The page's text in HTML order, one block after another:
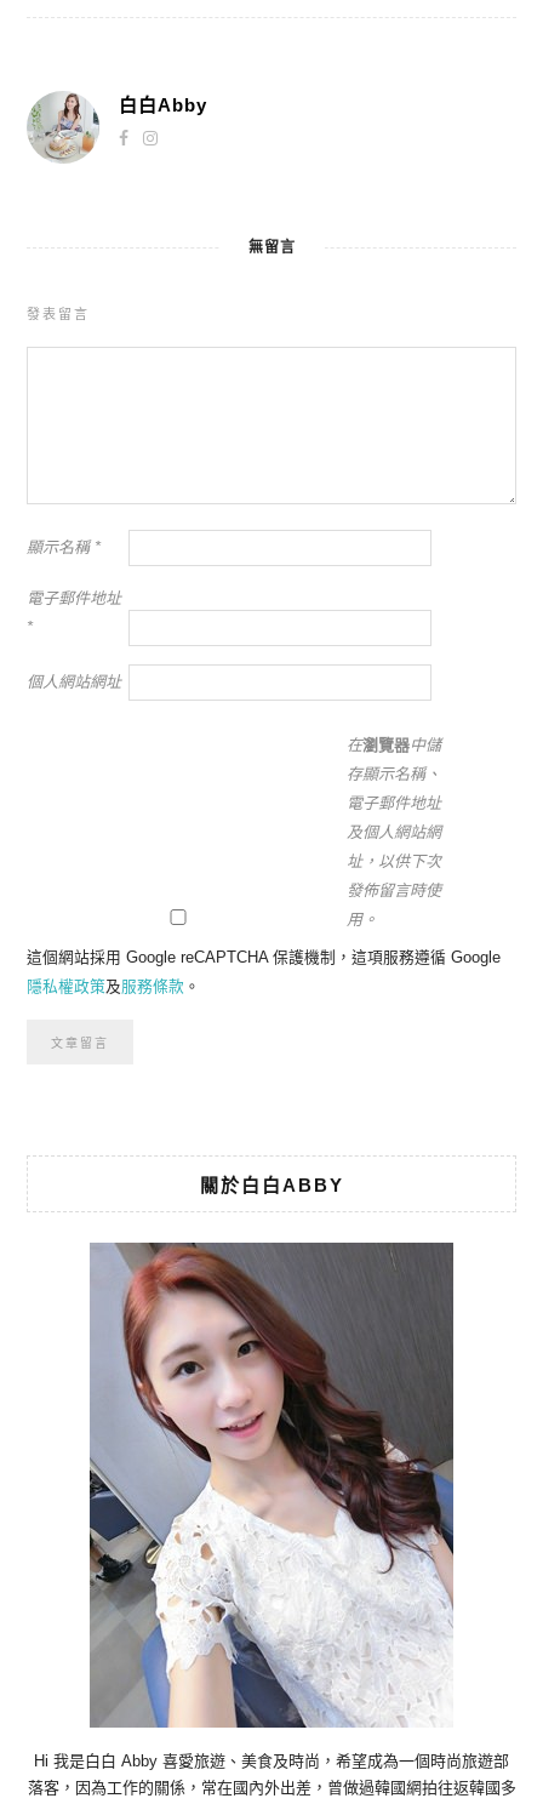
白白Abby
無留言
發表留言
顯示名稱 *
電子郵件地址
*
個人網站網址
在瀏覽器中儲
存顯示名稱、
電子郵件地址
及個人網站網
址，以供下次
發佈留言時使
用。
這個網站採用 Google reCAPTCHA 保護機制，這項服務遵循 Google
隱私權政策及服務條款 。
關於白白ABBY
Hi 我是白白 Abby 喜愛旅遊、美食及時尚，希望成為一個時尚旅遊部
落客，因為工作的關係，常在國內外出差，曾做過韓國網拍往返韓國多